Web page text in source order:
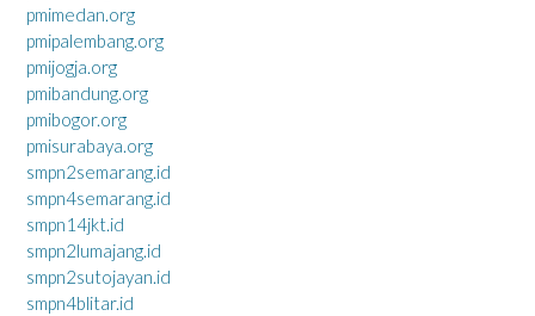
pmimedan.org
pmipalembang.org
pmijogja.org
pmibandung.org
pmibogor.org
pmisurabaya.org
smpn2semarang.id
smpn4semarang.id
smpn14jkt.id
smpn2lumajang.id
smpn2sutojayan.id
smpn4blitar.id